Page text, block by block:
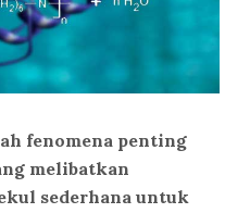
fenomena penting
melibatkan
sederhana untuk